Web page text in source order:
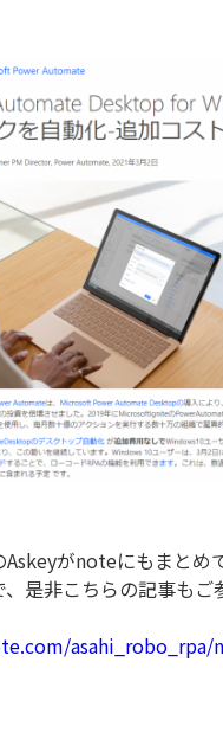
BOOK
Askeyがnoteにもまとめ
、是非こちらの記事もご
asahi_robo_rpa/